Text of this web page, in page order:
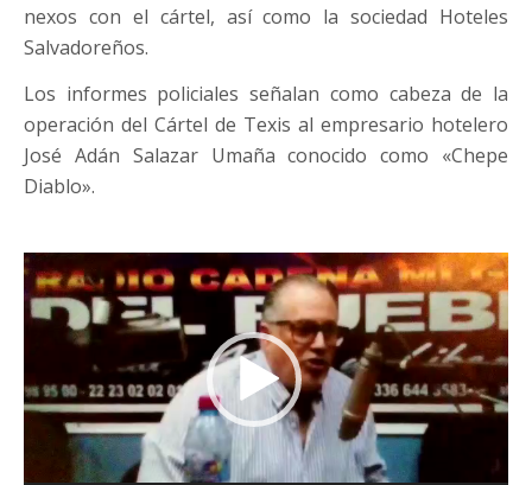
nexos con el cártel, así como la sociedad Hoteles
Salvadoreños.
Los informes policiales señalan como cabeza de la
operación del Cártel de Texis al empresario hotelero
José Adán Salazar Umaña conocido como «Chepe
Diablo».
de
vídeo